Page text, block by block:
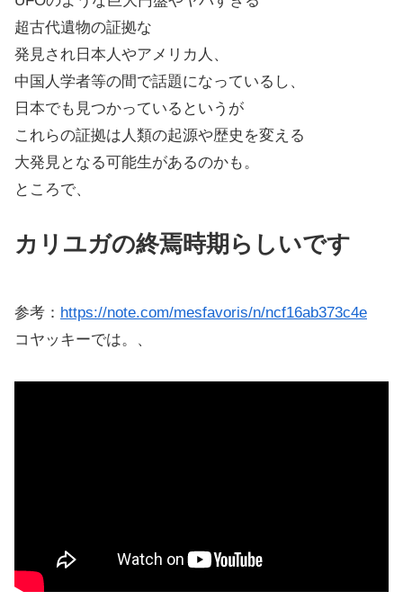
超古代遺物の証拠な
発見され日本人やアメリカ人、
中国人学者等の間で話題になっているし、
日本でも見つかっているというが
これらの証拠は人類の起源や歴史を変える
大発見となる可能生があるのかも。
ところで、
カリユガの終焉時期らしいです
参考： https://note.com/mesfavoris/n/ncf16ab373c4e
コヤッキーでは。、